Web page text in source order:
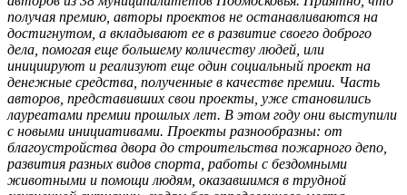
получая премию, авторы проектов не останавливаются на
достигнутом, а вкладывают ее в развитие своего доброго
дела, помогая еще большему количеству людей, или
инициируют и реализуют еще один социальный проект на
денежные средства, полученные в качестве премии. Часть
авторов, представивших свои проекты, уже становились
лауреатами премии прошлых лет. В этом году они выступили
с новыми инициативами. Проекты разнообразны: от
благоустройства двора до строительства пожарного депо,
развития разных видов спорта, работы с бездомными
животными и помощи людям, оказавшимся в трудной